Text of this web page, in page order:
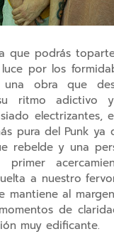
que podrás
por los
una obra que
ritmo adictivo
electrizantes,
pura del Punk ya
rebelde y una
primer
a nuestro
mantiene al
de
muy edificante.